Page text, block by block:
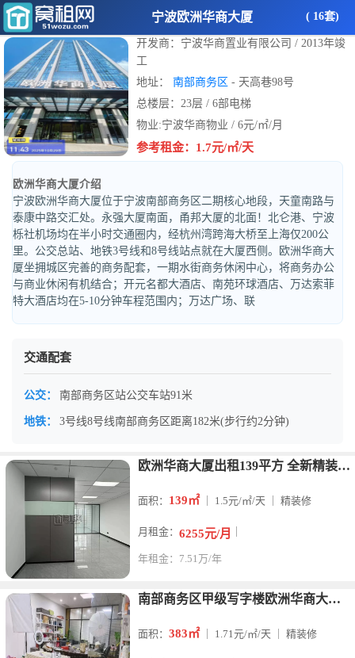
宁波欧洲华商大厦 ( 16套)
开发商：宁波华商置业有限公司 / 2013年竣
工
地址： 南部商务区 - 天高巷98号
总楼层：23层 / 6部电梯
物业:宁波华商物业 / 6元/㎡/月
参考租金：1.7元/㎡/天
欧洲华商大厦介绍
宁波欧洲华商大厦位于宁波南部商务区二期核心地段，天童南路与
泰康中路交汇处。永强大厦南面，甬邦大厦的北面！北仑港、宁波
栎社机场均在半小时交通圈内，经杭州湾跨海大桥至上海仅200公
里。公交总站、地铁3号线和8号线站点就在大厦西侧。欧洲华商大
厦坐拥城区完善的商务配套，一期水街商务休闲中心，将商务办公
与商业休闲有机结合；开元名都大酒店、南苑环球酒店、万达索菲
特大酒店均在5-10分钟车程范围内；万达广场、联
交通配套
公交： 南部商务区站公交车站91米
地铁： 3号线8号线南部商务区距离182米(步行约2分钟)
欧洲华商大厦出租139平方 全新精装修办公室出租 电梯口位置
面积： 139㎡｜ 1.5元/㎡/天 ｜ 精装修
月租金： 6255元/月
年租金：7.51万/年
南部商务区甲级写字楼欧洲华商大厦出租383平米
面积： 383㎡｜ 1.71元/㎡/天 ｜ 精装修